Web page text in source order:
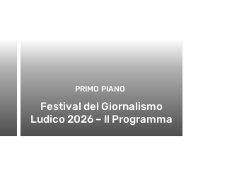
PRIMO PIANO
Festival del Giornalismo
Ludico 2026 – Il Programma